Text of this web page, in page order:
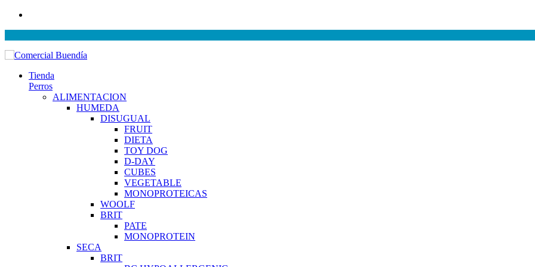
Tienda
Perros
ALIMENTACION
HUMEDA
DISUGUAL
FRUIT
DIETA
TOY DOG
D-DAY
CUBES
VEGETABLE
MONOPROTEICAS
WOOLF
BRIT
PATE
MONOPROTEIN
SECA
BRIT